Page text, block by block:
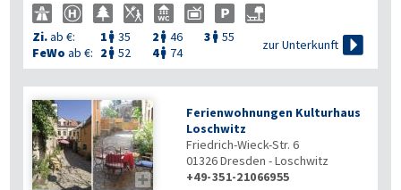
Zi.ab €: 1  35 2  46 3  55
FeWo ab €: 2  52 4 74
zur Unterkunft 

Ferienwohnungen Kulturhaus
Loschwitz
Friedrich-Wieck-Str. 6
01326Dresden - Loschwitz
+49-351-21066955